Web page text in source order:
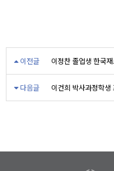
이전글 이정찬 졸업생 한국
다음글 이건희 박사과정학